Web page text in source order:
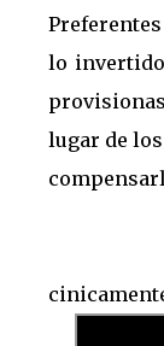
lo
lugar de
Minuto